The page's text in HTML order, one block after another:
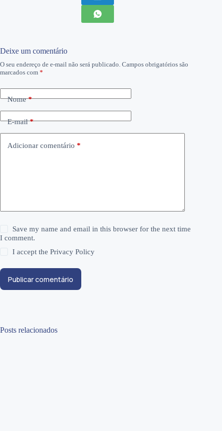
Deixe um comentário
O seu endereço de e-mail não será publicado. Campos obrigatórios são
marcados com *
Nome*
E-mail*
Adicionar comentário *
Save my name and email in this browser for the next time
I comment.
I accept thePrivacy Policy
Publicar comentário
Posts relacionados